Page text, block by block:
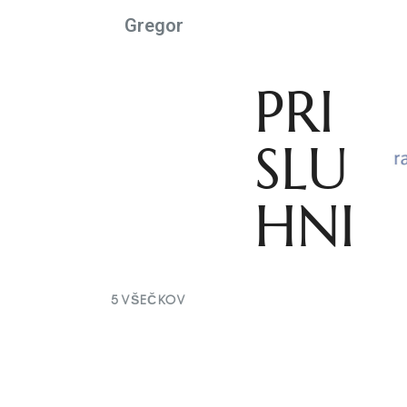
Gregor
PRI
SLU
HNI
5 VŠEČKOV